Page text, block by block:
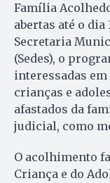
Família
abertas até o
Secretaria
(Sedes), o
interessadas
crianças e
afastados da
judicial, como
O acolhimento
Criança e do